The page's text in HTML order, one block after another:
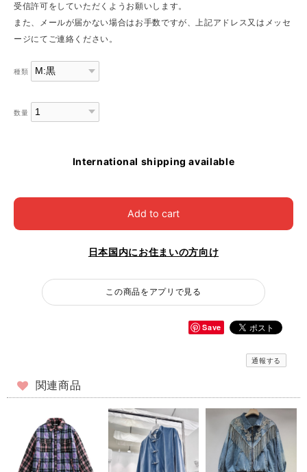
受信許可をしていただくようお願いします。
また、メールが届かない場合はお手数ですが、上記アドレス又はメッセ
ージにてご連絡ください。
種類
数量
International shipping available
Add to cart
日本国内にお住まいの方向け
この商品をアプリで見る
Save
通報する
関連商品